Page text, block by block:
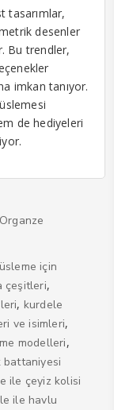
tasarımlar,
desenler
Bu trendler,
imkan tanıyor.
de hediyeleri
Organze
için
çeşitleri,
, kurdele
ve isimleri,
modelleri,
battaniyesi
ile çeyiz kolisi
ile havlu